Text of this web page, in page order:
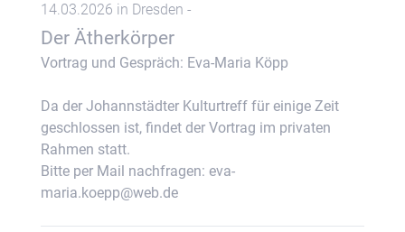
14.03.2026 in Dresden -
Der Ätherkörper
Vortrag und Gespräch: Eva-Maria Köpp
Da der Johannstädter Kulturtreff für einige Zeit
geschlossen ist, findet der Vortrag im privaten
Rahmen statt.
Bitte per Mail nachfragen: eva-
maria.koepp@web.de